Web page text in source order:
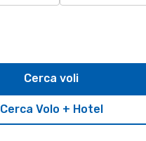
Cerca Volo + Hotel
Cerca voli